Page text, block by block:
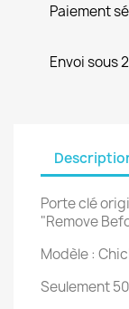
Paiement
Envoi sous
Porte clé
"Remove
Modèle :
Seulement